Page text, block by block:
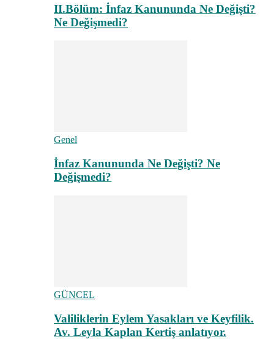
II.Bölüm: İnfaz Kanununda Ne Değişti?
Ne Değişmedi?
Genel
İnfaz Kanununda Ne Değişti? Ne
Değişmedi?
GÜNCEL
Valiliklerin Eylem Yasakları ve Keyfilik.
Av. Leyla Kaplan Kertiş anlatıyor.